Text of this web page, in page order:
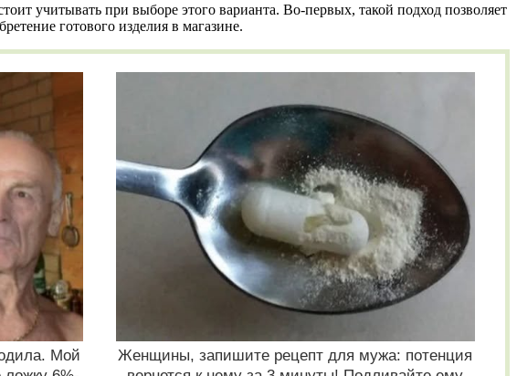
учитывать при выборе этого варианта. Во-первых, такой подход позволяет
готового изделия в магазине.
Мой
Женщины, запишите рецепт для мужа: потенция